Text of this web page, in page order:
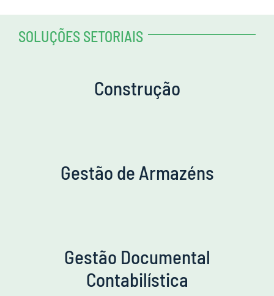
SOLUÇÕES SETORIAIS
Construção
Gestão de Armazéns
Gestão Documental
Contabilística